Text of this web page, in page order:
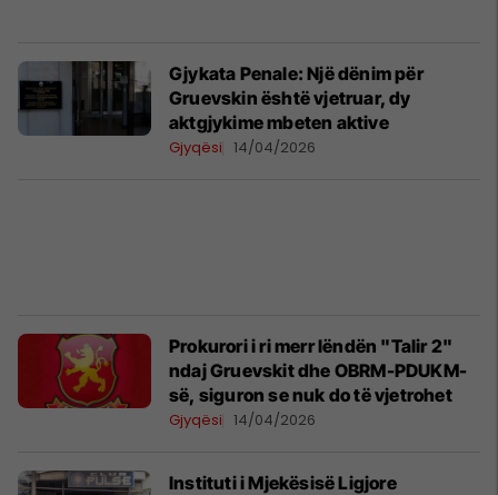
Gjykata Penale: Një dënim për
Gruevskin është vjetruar, dy
aktgjykime mbeten aktive
Gjyqësi 14/04/2026
Prokurori i ri merr lëndën "Talir 2"
ndaj Gruevskit dhe OBRM-PDUKM-
së, siguron se nuk do të vjetrohet
Gjyqësi 14/04/2026
Instituti i Mjekësisë Ligjore